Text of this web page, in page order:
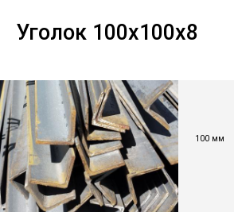
Труба
Лист
Уголок
Балка
Уголок 100х100х8
100 мм